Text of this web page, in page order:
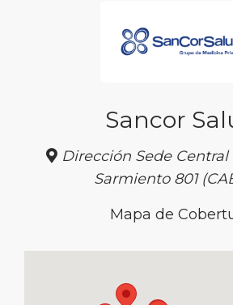
Sancor
Dirección Sede Central
Sarmiento 801
Mapa de